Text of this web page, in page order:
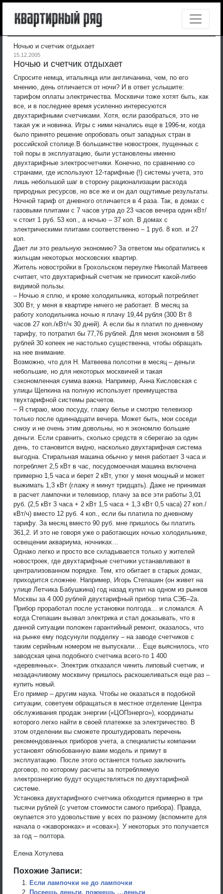
Ночью и счетчик отдыхает
15.12.2005
Ночью и счетчик отдыхает
Спросите немца, итальянца или англичанина, чем, по его
мнению, день отличается от ночи? И в ответ услышите:
тарифом оплаты электричества. Москвичи тоже хотят быть, как
все, и в последнее время усиленно интересуются
двухтарифными счетчиками. Хотя, если разобраться, это не
такая уж и новинка. Игры с ними начались еще в 1996-м, когда
было принято решение опробовать опыт западных стран в
российской столице. В большинстве новостроек, пущенных с
той поры в эксплуатацию, были установлены именно
двухтарифные электросчетчики. Конечно, по сравнению со
странами, где используют 12-тарифные (!) системы учета, это
лишь небольшой шаг в сторону рационализации расхода
природных ресурсов, но все же и он дал ощутимые результаты.
Ночной тариф от дневного отличается в 4 раза. Так, в домах с
газовыми плитами с 7 часов утра до 23 часов вечера один кВт/
ч стоит 1 руб. 53 коп., а ночью – 37 коп. В домах с
электрическими плитами соответственно – 1 руб. 8 коп. и 27
коп.
Дает ли это реальную экономию? За ответом мы обратились к
жильцам некоторых московских квартир.
Житель новостройки в Грохольском переулке Николай Матвеев
считает, что двухтарифный счетчик не приносит какой-либо
видимой пользы.
– Ночью я сплю, и кроме холодильника, который потребляет
300 Вт, у меня в квартире ничего не работает. В месяц за
работу холодильника ночью я плачу 19,44 рубля (300 Вт 8
часов 27 коп./кВт/ч 30 дней). А если бы я платил по дневному
тарифу, то потратил бы 77,76 рублей. Для меня экономия в 58
рублей 30 копеек не настолько существенна, чтобы обращать
на нее внимание.
Возможно, что для Н. Матвеева полсотни в месяц – деньги
небольшие, но для некоторых москвичей и такая
сэкономленная сумма важна. Например, Анна Кисловская с
улицы Щепкина на полную использует преимущества
твухтарифной системы расчетов.
– Я стираю, мою посуду, глажу белье и смотрю телевизор
только после одиннадцати вечера. Может быть, мои соседи
снизу и не очень этим довольны, но я экономлю большие
деньги. Если сравнить, сколько средств я сберегаю за один
день, то становится видно, насколько двухтарифная система
выгодна. Стиральная машина обычно у меня работает 3 часа и
потребляет 2,5 кВт в час, посудомоечная машина включена
примерно 1,5 часа и берет 2 кВт, утюг у меня мощный и может
выжимать 1,3 кВт (глажу я минут тридцать). Даже не принимая
в расчет лампочки и телевизор, плачу за все эти работы 3,01
руб. (2,5 кВт 3 часа + 2 кВт 1,5 часа + 1,3 кВт 0,5 часа) 27 коп./
кВт/ч) вместо 12 руб. 4 коп., если бы платила по дневному
тарифу. За месяц вместо 90 руб. мне пришлось бы платить
361,2. И это не говоря уже о работающих ночью холодильнике,
освещении аквариума, ночниках…
Однако легко и просто все складывается только у жителей
новостроек, где двухтарифные счетчики устанавливают в
централизованном порядке. Тем, кто обитает в старых домах,
приходится сложнее. Например, Игорь Степашин (он живет на
улице Летчика Бабушкина) год назад купил на одном из рынков
Москвы за 4 000 рублей двухтарифный прибор типа СЭБ–2а.
Прибор проработал после установки полгода… и сломался. А
когда Степашин вызвал электрика и стал доказывать, что в
данной ситуации положен гарантийный ремонт, оказалось, что
на рынке ему подсунули подделку – на заводе счетчиков с
таким серийным номером не выпускали… Еще выяснилось, что
заводская цена подобного счетчика всего-то 1 400
«деревянных». Электрик отказался чинить липовый счетчик, и
незадачливому москвичу пришлось раскошеливаться еще раз –
купить новый.
Его пример – другим наука. Чтобы не оказаться в подобной
ситуации, советуем обращаться в местное отделение Центра
обслуживания продаж энергии («ЦОПэнерго»), координаты
которого легко найти в своей платежке за электричество. В
этом отделении вы сможете проштудировать перечень
рекомендованных приборов учета, а специалисты компании
установят облюбованную вами модель и примут в
эксплуатацию. После этого останется только заключить
договор, по которому расчеты за потребляемую
электроэнергию будут осуществляться по двухтарифной
системе.
Установка двухтарифного счетчика обходится примерно в три
тысячи рублей (с учетом стоимости самого прибора). Правда,
окупается это удовольствие у всех по разному (вспомните для
начала о «жаворонках» и «совах»). У некоторых это получается
за год – полтора.
Елена Хотулева
Похожие Записи:
Если лампочки не до лампочки
Посеешь деньги, пожнешь …деньги